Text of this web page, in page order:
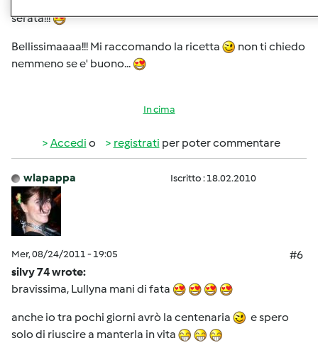
serata!!!
Bellissimaaaa!!! Mi raccomando la ricetta
non ti chiedo
nemmeno se e' buono...
In cima
Accedi o registrati per poter commentare
wlapappa Iscritto : 18.02.2010
Mer, 08/24/2011 - 19:05
#6
silvy 74 wrote:
bravissima, Lullyna mani di fata
anche io tra pochi giorni avrò la centenaria
e spero
solo di riuscire a manterla in vita